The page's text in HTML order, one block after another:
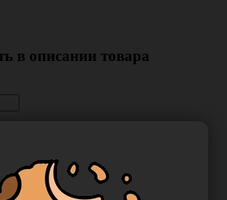
в описании товара